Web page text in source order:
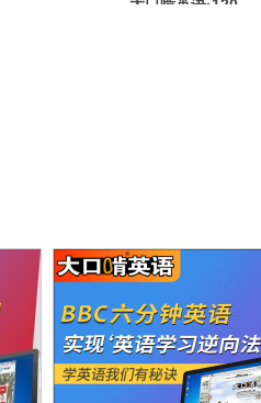
大口啃英语·120
￥328
大口啃英语·105
小时背熟高考大
纲核心1